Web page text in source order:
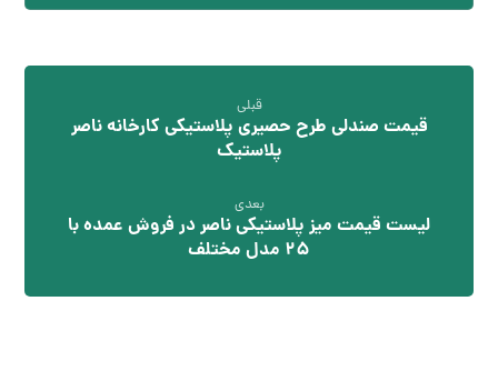
قبلی
قیمت صندلی طرح حصیری پلاستیکی کارخانه ناصر
پلاستیک
بعدی
لیست قیمت میز پلاستیکی ناصر در فروش عمده با
۲۵ مدل مختلف